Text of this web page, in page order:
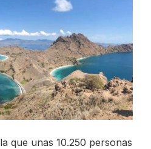
que unas 10.250 personas